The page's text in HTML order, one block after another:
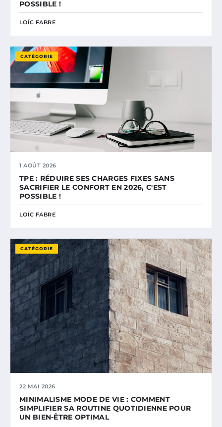
POSSIBLE !
LOÏC FABRE
CATÉGORIE
1 AOÛT 2026
TPE : RÉDUIRE SES CHARGES FIXES SANS
SACRIFIER LE CONFORT EN 2026, C'EST
POSSIBLE !
LOÏC FABRE
CATÉGORIE
22 MAI 2026
MINIMALISME MODE DE VIE : COMMENT
SIMPLIFIER SA ROUTINE QUOTIDIENNE POUR
UN BIEN-ÊTRE OPTIMAL